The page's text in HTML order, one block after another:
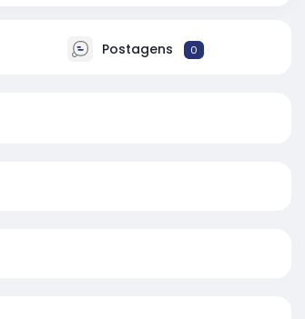
Postagens 0